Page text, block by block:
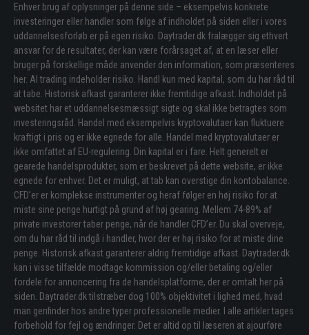
Enhver brug af oplysninger på denne side – eksempelvis konkrete
investeringer eller handler som følge af indholdet på siden eller i vores
uddannelsesforløb er på egen risiko. Daytrader.dk fralægger sig ethvert
ansvar for de resultater, der kan være forårsaget af, at en læser eller
bruger på forskellige måde anvender den information, som præsenteres
her. Al trading indeholder risiko. Handl kun med kapital, som du har råd til
at tabe. Historisk afkast garanterer ikke fremtidige afkast. Indholdet på
websitet har et uddannelsesmæssigt sigte og skal ikke betragtes som
investeringsråd. Handel med eksempelvis kryptovalutaer kan fluktuere
kraftigt i pris og er ikke egnede for alle. Handel med kryptovalutaer er
ikke omfattet af EU-regulering. Din kapital er i fare. Helt generelt er
gearede handelsprodukter, som er beskrevet på dette website, er ikke
egnede for enhver. Det er muligt, at tab kan overstige din kontobalance.
CFD’er er komplekse instrumenter og heraf følger en høj risiko for at
miste sine penge hurtigt på grund af høj gearing. Mellem 74-89% af
private investorer taber penge, når de handler CFD’er. Du skal overveje,
om du har råd til indgå i handler, hvor der er høj risiko for at miste dine
penge. Historisk afkast garanterer aldrig fremtidige afkast. Daytrader.dk
kan i visse tilfælde modtage kommission og/eller betaling og/eller
fordele for annoncering fra de handelsplatforme, der er omtalt her på
siden. Daytrader.dk tilstræber dog 100% objektivitet i lighed med, hvad
man genfinder hos andre typer professionelle medier. I alle artikler tages
forbehold for fejl og ændringer. Det er altid op til læseren at ajourføre